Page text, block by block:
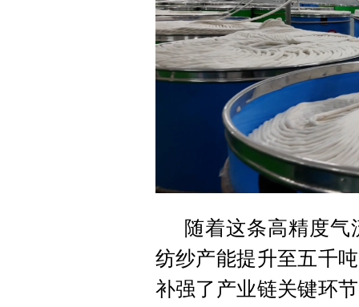
随着这条高精度
纺纱产能提升至五千
补强了产业链关键环